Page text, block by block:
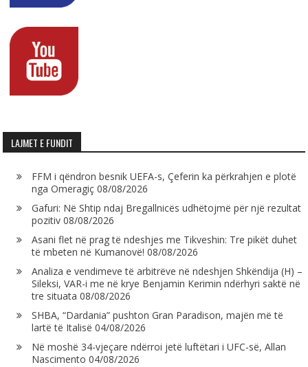
LAJMET E FUNDIT
FFM i qëndron besnik UEFA-s, Çeferin ka përkrahjen e plotë
nga Omeragiç 08/08/2026
Gafuri: Në Shtip ndaj Bregallnicës udhëtojmë për një rezultat
pozitiv 08/08/2026
Asani flet në prag të ndeshjes me Tikveshin: Tre pikët duhet
të mbeten në Kumanovë! 08/08/2026
Analiza e vendimeve të arbitrëve në ndeshjen Shkëndija (H) –
Sileksi, VAR-i me në krye Benjamin Kerimin ndërhyri saktë në
tre situata 08/08/2026
SHBA, “Dardania” pushton Gran Paradison, majën më të
lartë të Italisë 04/08/2026
Në moshë 34-vjeçare ndërroi jetë luftëtari i UFC-së, Allan
Nascimento 04/08/2026